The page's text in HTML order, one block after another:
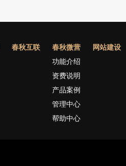
春秋互联
春秋微营
功能介绍
资费说明
产品案例
管理中心
帮助中心
网站建设